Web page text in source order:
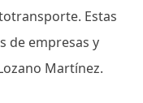
Estas
de empresas y
Martínez.